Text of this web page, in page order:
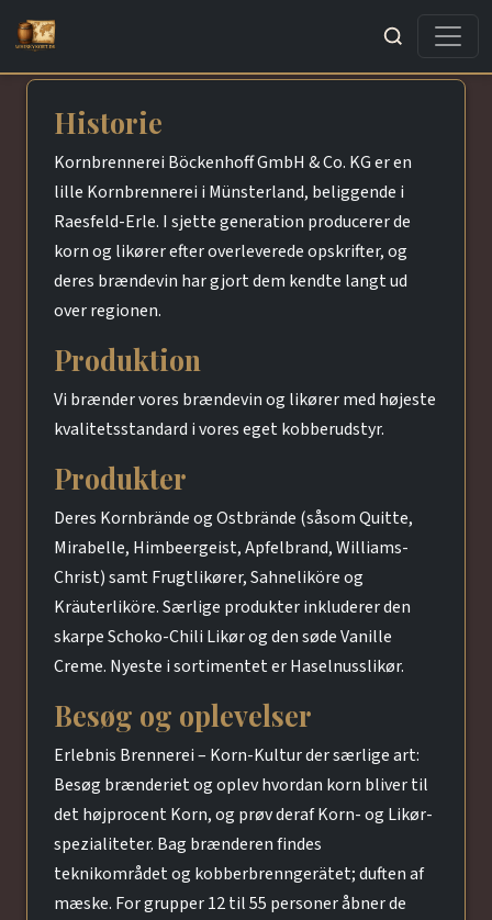
Søg
Historie
Kornbrennerei Böckenhoff GmbH & Co. KG er en
lille Kornbrennerei i Münsterland, beliggende i
Raesfeld-Erle. I sjette generation producerer de
korn og likører efter overleverede opskrifter, og
deres brændevin har gjort dem kendte langt ud
over regionen.
Produktion
Vi brænder vores brændevin og likører med højeste
kvalitetsstandard i vores eget kobberudstyr.
Produkter
Deres Kornbrände og Ostbrände (såsom Quitte,
Mirabelle, Himbeergeist, Apfelbrand, Williams-
Christ) samt Frugtlikører, Sahneliköre og
Kräuterliköre. Særlige produkter inkluderer den
skarpe Schoko-Chili Likør og den søde Vanille
Creme. Nyeste i sortimentet er Haselnusslikør.
Besøg og oplevelser
Erlebnis Brennerei – Korn-Kultur der særlige art:
Besøg brænderiet og oplev hvordan korn bliver til
det højprocent Korn, og prøv deraf Korn- og Likør-
spezialiteter. Bag brænderen findes
teknikområdet og kobberbrenngerätet; duften af
mæske. For grupper 12 til 55 personer åbner de